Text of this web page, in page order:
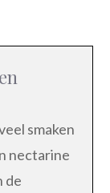
smaken
nectarine
de